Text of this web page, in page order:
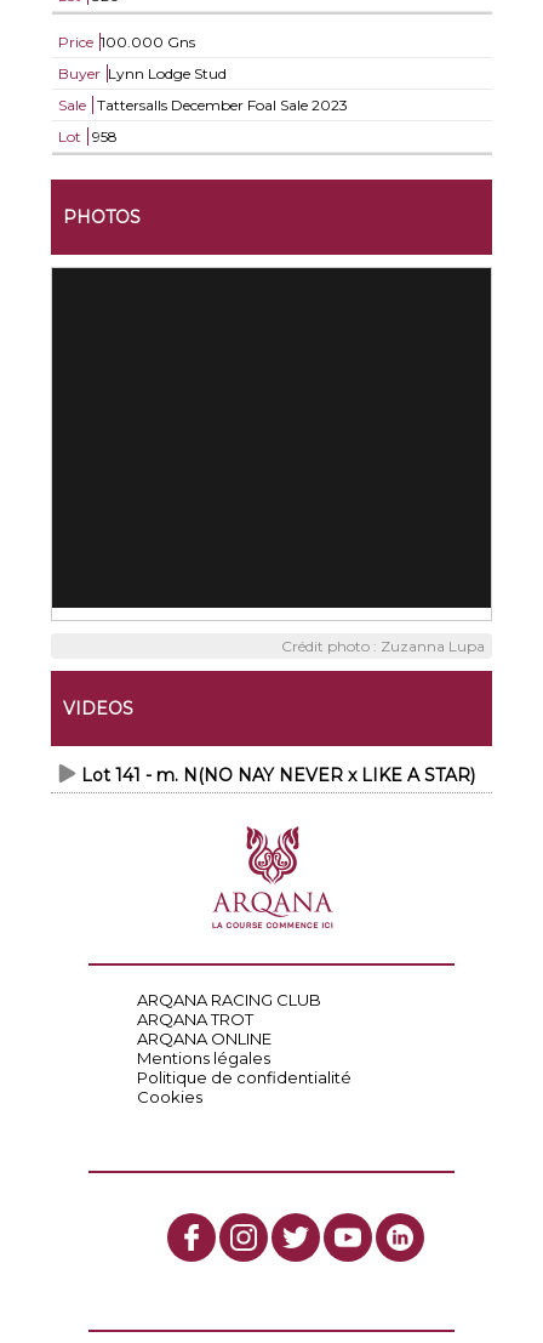
Price 100.000 Gns
Buyer Lynn Lodge Stud
Sale
Tattersalls December Foal Sale 2023
Lot
958
PHOTOS
Crédit photo : Zuzanna Lupa
VIDEOS
Lot 141 - m. N(NO NAY NEVER x LIKE A STAR)
ARQANA RACING CLUB
ARQANA TROT
ARQANA ONLINE
Mentions légales
Politique de confidentialité
Cookies